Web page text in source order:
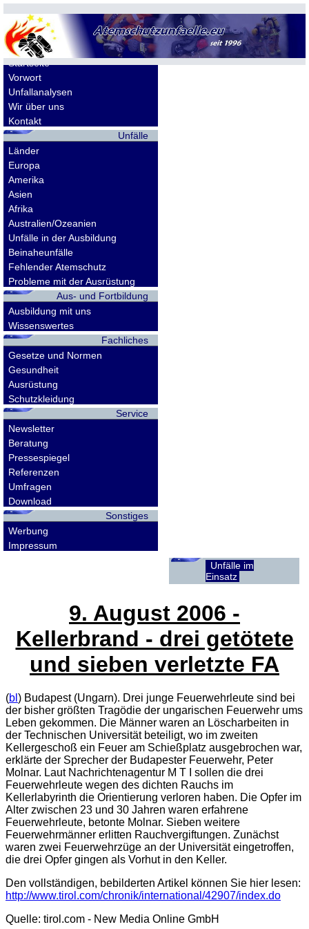
Allgemeines
Startseite
Vorwort
Unfallanalysen
Wir über uns
Kontakt
Unfälle
Länder
Europa
Amerika
Asien
Afrika
Australien/Ozeanien
Unfälle in der Ausbildung
Beinaheunfälle
Fehlender Atemschutz
Probleme mit der Ausrüstung
Aus- und Fortbildung
Ausbildung mit uns
Wissenswertes
Fachliches
Gesetze und Normen
Gesundheit
Ausrüstung
Schutzkleidung
Service
Newsletter
Beratung
Pressespiegel
Referenzen
Umfragen
Download
Sonstiges
Werbung
Impressum
Unfälle im
Einsatz
9. August 2006 -
Kellerbrand - drei getötete
und sieben verletzte FA
(bl ) Budapest (Ungarn). Drei junge Feuerwehrleute sind bei
der bisher größten Tragödie der ungarischen Feuerwehr ums
Leben gekommen. Die Männer waren an Löscharbeiten in
der Technischen Universität beteiligt, wo im zweiten
Kellergeschoß ein Feuer am Schießplatz ausgebrochen war,
erklärte der Sprecher der Budapester Feuerwehr, Peter
Molnar. Laut Nachrichtenagentur M T I sollen die drei
Feuerwehrleute wegen des dichten Rauchs im
Kellerlabyrinth die Orientierung verloren haben. Die Opfer im
Alter zwischen 23 und 30 Jahren waren erfahrene
Feuerwehrleute, betonte Molnar. Sieben weitere
Feuerwehrmänner erlitten Rauchvergiftungen. Zunächst
waren zwei Feuerwehrzüge an der Universität eingetroffen,
die drei Opfer gingen als Vorhut in den Keller.
Den vollständigen, bebilderten Artikel können Sie hier lesen:
http://www.tirol.com/chronik/international/42907/index.do
Quelle: tirol.com - New Media Online GmbH